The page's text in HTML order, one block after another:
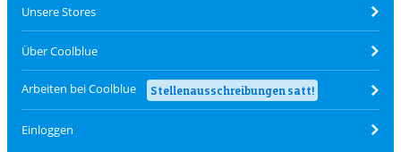
Unsere Stores
Über Coolblue
Arbeiten bei Coolblue Stellenausschreibungen satt!
Einloggen